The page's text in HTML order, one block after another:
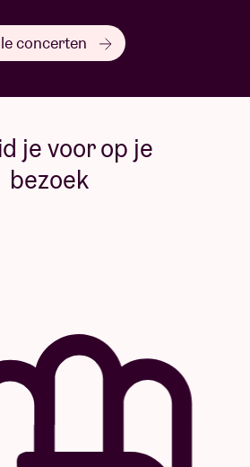
concerten
je voor op je
bezoek